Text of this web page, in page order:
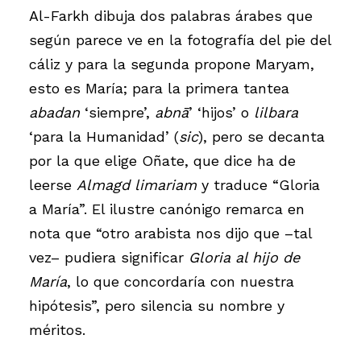
Al-Farkh dibuja dos palabras árabes que
según parece ve en la fotografía del pie del
cáliz y para la segunda propone Maryam,
esto es María; para la primera tantea
abadan ‘siempre’, abnā’ ‘hijos’ o lilbara
‘para la Humanidad’ (sic), pero se decanta
por la que elige Oñate, que dice ha de
leerse Almagd limariamy traduce “Gloria
a María”. El ilustre canónigo remarca en
nota que “otro arabista nos dijo que –tal
vez– pudiera significar Gloria al hijo de
María, lo que concordaría con nuestra
hipótesis”, pero silencia su nombre y
méritos.